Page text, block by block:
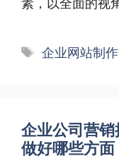
标
企业网站制作
企业公司营
做好哪些方面